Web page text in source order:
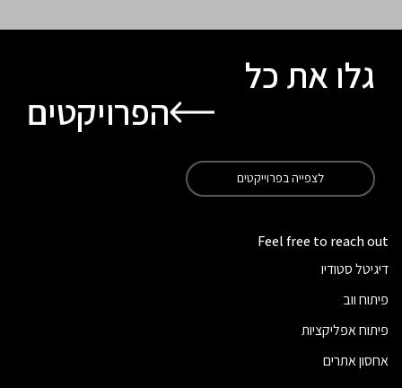
גלו את כל
הפרויקטים
לצפייה בפרוייקטים
Feel free to reach out
דיגיטל סטודיו
פיתוח ווב
פיתוח אפליקציות
אחסון אתרים